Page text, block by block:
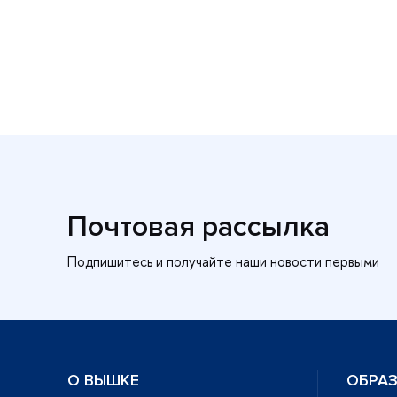
Почтовая рассылка
О ВЫШКЕ